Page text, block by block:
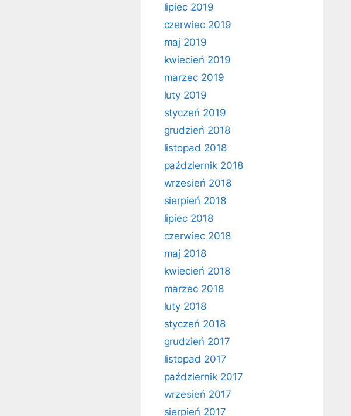
lipiec 2019
czerwiec 2019
maj 2019
kwiecień 2019
marzec 2019
luty 2019
styczeń 2019
grudzień 2018
listopad 2018
październik 2018
wrzesień 2018
sierpień 2018
lipiec 2018
czerwiec 2018
maj 2018
kwiecień 2018
marzec 2018
luty 2018
styczeń 2018
grudzień 2017
listopad 2017
październik 2017
wrzesień 2017
sierpień 2017